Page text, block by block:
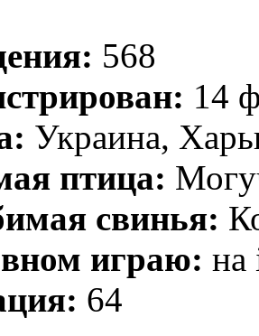
568
14
Украина,
птица:
свинья:
играю: на
64